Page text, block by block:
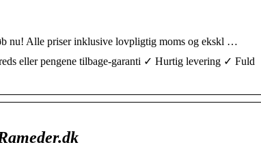
nu! Alle priser inklusive lovpligtig moms og ekskl …
eller pengene tilbage-garanti ✓ Hurtig levering ✓ Fuld